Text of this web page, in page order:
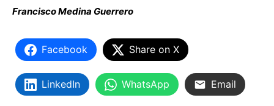
Francisco Medina Guerrero
Facebook Share on X
LinkedIn WhatsApp Email